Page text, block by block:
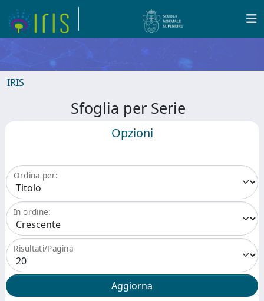
IRIS
Sfoglia per Serie
Opzioni
Ordina per:
In ordine:
Risultati/Pagina